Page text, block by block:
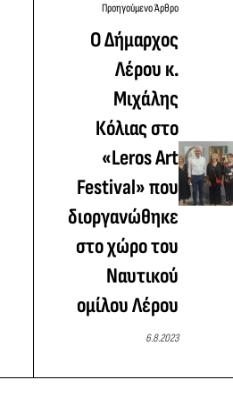
Προηγούμενο Άρθρο
Ο Δήμαρχος
Λέρου κ.
Μιχάλης
Κόλιας στο
«Leros Art
Festival» που
διοργανώθηκε
στο χώρο του
Ναυτικού
ομίλου Λέρου
6.8.2023